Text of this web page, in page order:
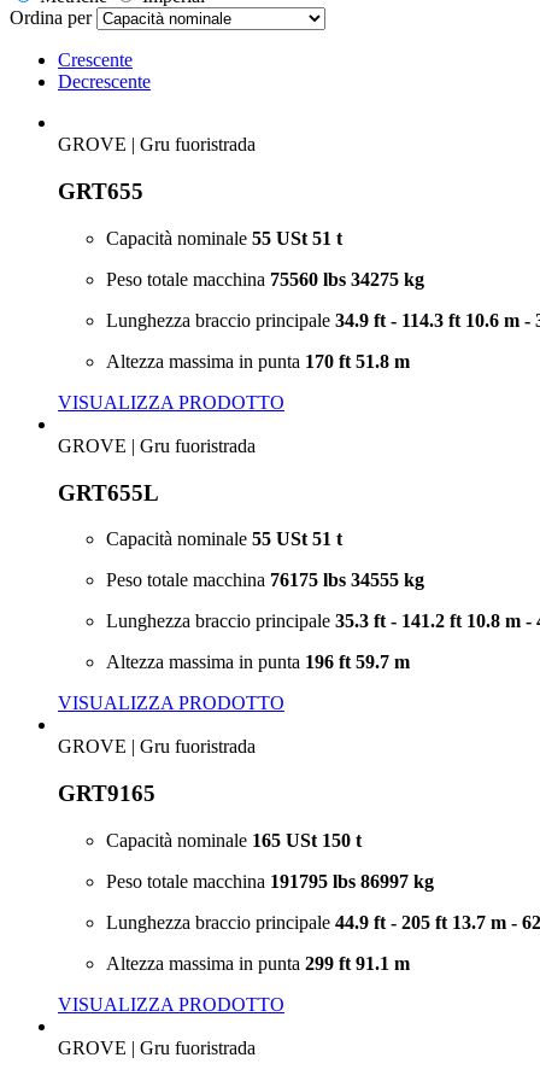
Ordina per
Crescente
Decrescente
GROVE | Gru fuoristrada
GRT655
Capacità nominale 55 USt 51 t
Peso totale macchina 75560 lbs 34275 kg
Lunghezza braccio principale 34.9 ft - 114.3 ft 10.6 m -
Altezza massima in punta 170 ft 51.8 m
VISUALIZZA PRODOTTO
GROVE | Gru fuoristrada
GRT655L
Capacità nominale 55 USt 51 t
Peso totale macchina 76175 lbs 34555 kg
Lunghezza braccio principale 35.3 ft - 141.2 ft 10.8 m -
Altezza massima in punta 196 ft 59.7 m
VISUALIZZA PRODOTTO
GROVE | Gru fuoristrada
GRT9165
Capacità nominale 165 USt 150 t
Peso totale macchina 191795 lbs 86997 kg
Lunghezza braccio principale 44.9 ft - 205 ft 13.7 m -
Altezza massima in punta 299 ft 91.1 m
VISUALIZZA PRODOTTO
GROVE | Gru fuoristrada